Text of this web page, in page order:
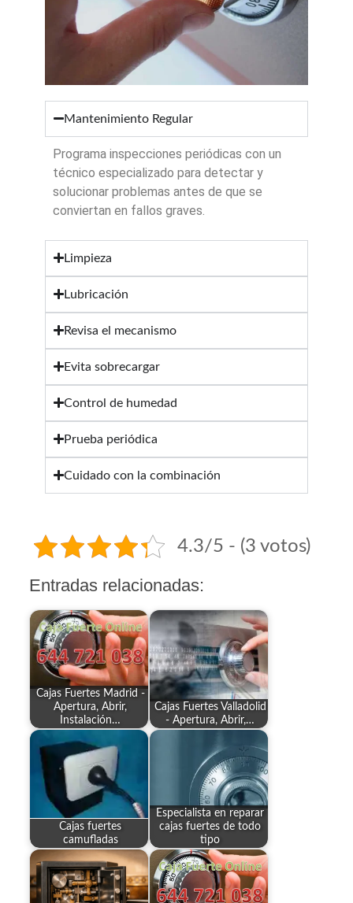
Mantenimiento Regular
Programa inspecciones periódicas con un
técnico especializado para detectar y
solucionar problemas antes de que se
conviertan en fallos graves.
Limpieza
Lubricación
Revisa el mecanismo
Evita sobrecargar
Control de humedad
Prueba periódica
Cuidado con la combinación
4.3/5 - (3 votos)
Entradas relacionadas:
Cajas Fuertes Madrid -
Apertura, Abrir,
Instalación…
Cajas Fuertes Valladolid
- Apertura, Abrir,…
Cajas fuertes
camufladas
Especialista en reparar
cajas fuertes de todo
tipo